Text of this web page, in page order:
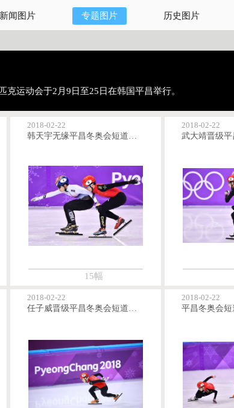
新闻图片 专题图片 历史图片
克运动会于2月9日至25日在韩国平昌举行。
2018-02-22
韩天宇无缘平昌冬奥会短道速滑男子500米半决赛
15幅
2018-02-22
2018-02-22
任子威晋级平昌冬奥会短道速滑男子500米半决赛
2018-02-22